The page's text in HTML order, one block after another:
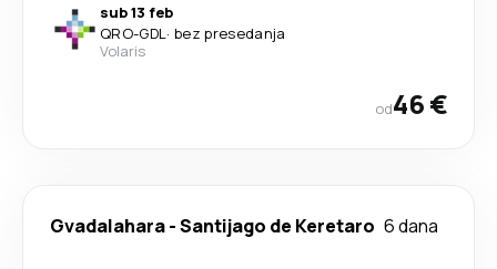
sub 13 feb
QRO-GDL· bez presedanja
Volaris
od46 €
Gvadalahara-Santijago de Keretaro 6 dana